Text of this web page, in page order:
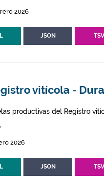
2026
JSON TSV
vitícola -
productivas del Registro
2026
JSON TSV